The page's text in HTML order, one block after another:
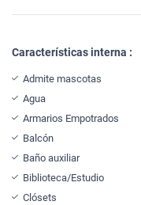
Características interna :
Admite mascotas
Agua
Armarios Empotrados
Balcón
Baño auxiliar
Biblioteca/Estudio
Clósets